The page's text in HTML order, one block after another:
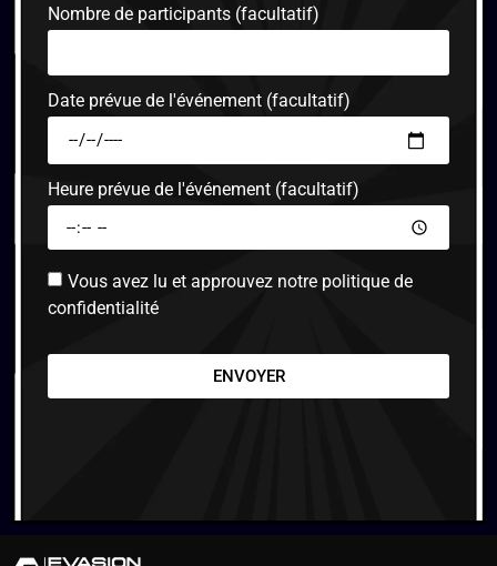
Nombre de participants (facultatif)
Date prévue de l'événement (facultatif)
Heure prévue de l'événement (facultatif)
Vous avez lu et approuvez notre politique de
confidentialité
ENVOYER